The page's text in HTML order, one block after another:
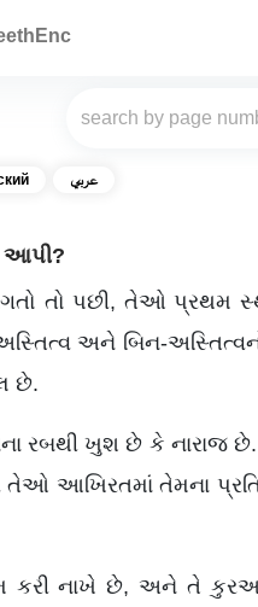
عربي
આપી?
તો પછી, તેઓ પ્રથમ
અને બિન-
છે.
રબથી ખુશ છે કે નારાજ
તેમના
કરી નાખે છે, અને તે